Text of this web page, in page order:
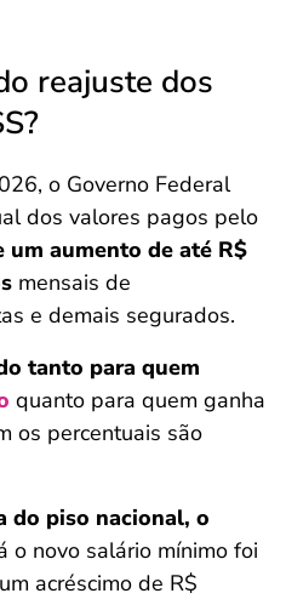
reajuste dos
o Governo Federal
dos valores pagos pelo
um aumento de até R$
mensais de
e demais segurados.
tanto para quem
quanto para quem ganha
os percentuais são
do piso nacional, o
o novo salário mínimo foi
acréscimo de R$